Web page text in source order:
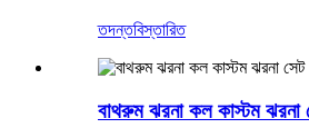
তদন্তবিস্তারিত
বাথরুম ঝরনা কল কাস্টম ঝরনা